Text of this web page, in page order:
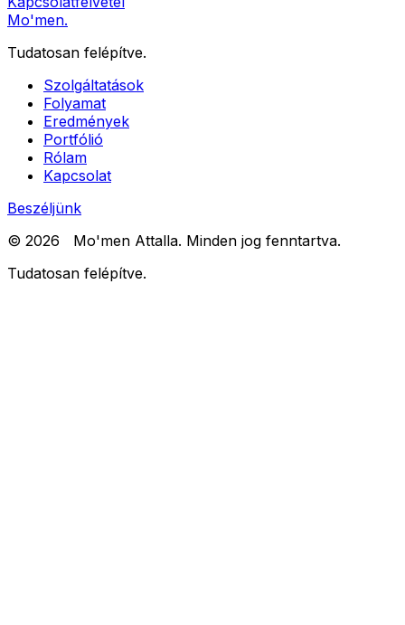
Mo'men.
Tudatosan felépítve.
Szolgáltatások
Folyamat
Eredmények
Portfólió
Rólam
Kapcsolat
Beszéljünk
© 2026 Mo'men Attalla. Minden jog fenntartva.
Tudatosan felépítve.